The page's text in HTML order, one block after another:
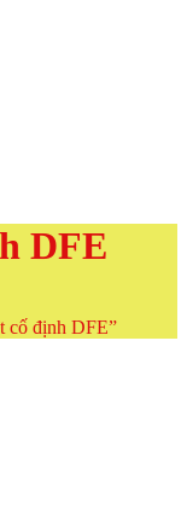
DFE
cố định DFE”